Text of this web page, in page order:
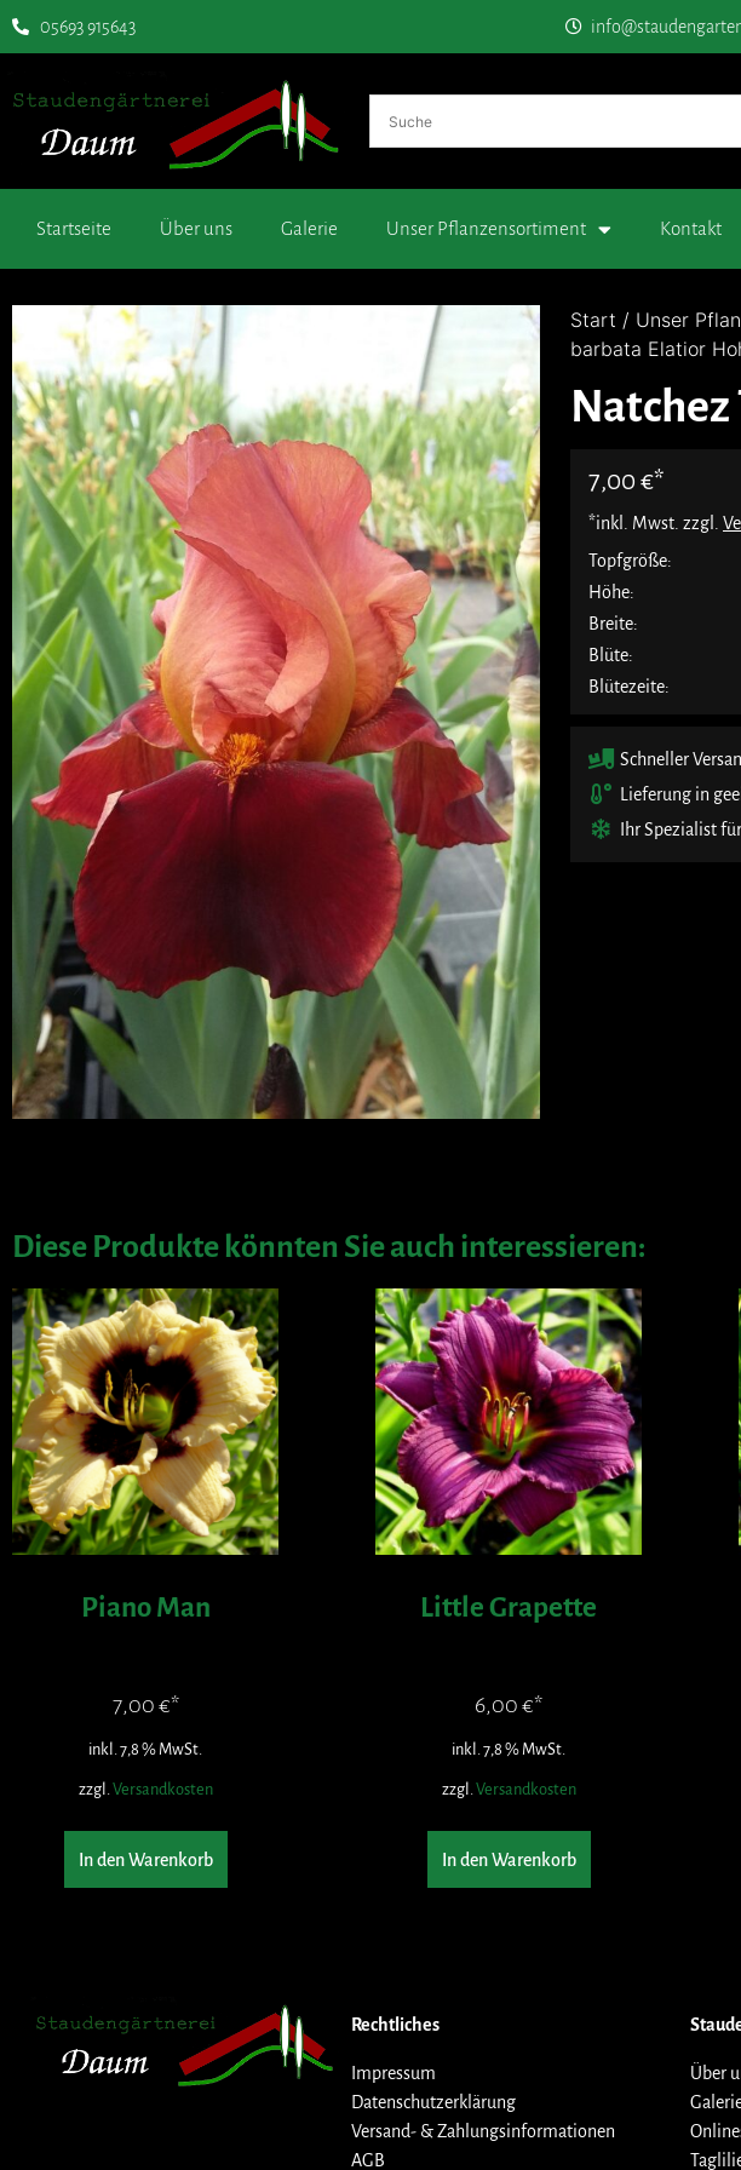
05693 915643
Startseite Über uns Galerie Unser Pflanzensortiment Kontakt
Start / Unser
barbata Elatior
Natchez
7,00 €
*inkl. Mwst. zzgl.
Topfgröße:
Höhe:
Breite:
Blüte:
Blütezeite:
Schneller
Lieferung in
Ihr Spezialist
Diese Produkte könnten Sie auch interessieren:
Piano Man
7,00 €
inkl. 7,8 % MwSt.
zzgl. Versandkosten
In den Warenkorb
Little Grapette
6,00 €
inkl. 7,8 % MwSt.
zzgl. Versandkosten
In den Warenkorb
Rechtliches
Impressum
Datenschutzerklärung
Versand- & Zahlungsinformationen
AGB
Über